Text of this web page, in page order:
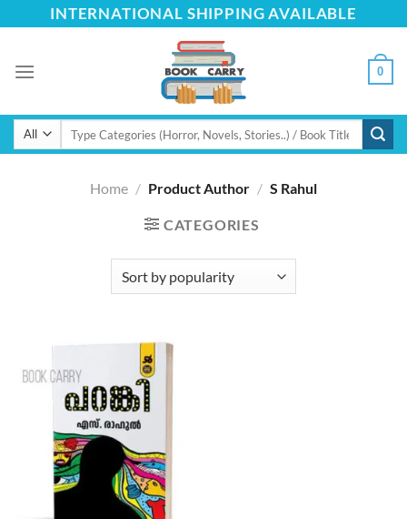
to
INTERNATIONAL SHIPPING AVAILABLE
0
Search
Home / Product Author / S Rahul
CATEGORIES